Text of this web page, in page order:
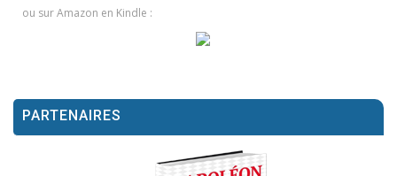
ou sur Amazon en Kindle :
PARTENAIRES